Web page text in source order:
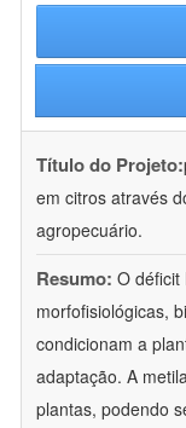
Título do Projeto:
em citros através
agropecuário.
Resumo: O déficit
morfofisiológicas,
condicionam a
adaptação. A
plantas, podendo